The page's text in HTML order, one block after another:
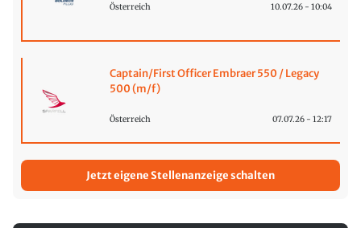
Österreich 10.07.26 - 10:04
Captain/First Officer Embraer 550 / Legacy
500 (m/f)
Österreich 07.07.26 - 12:17
Jetzt eigene Stellenanzeige schalten